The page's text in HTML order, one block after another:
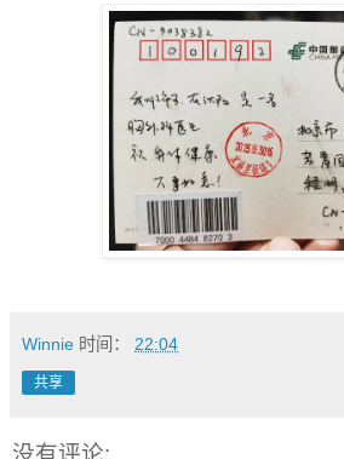
Winnie 时间： 22:04
共享